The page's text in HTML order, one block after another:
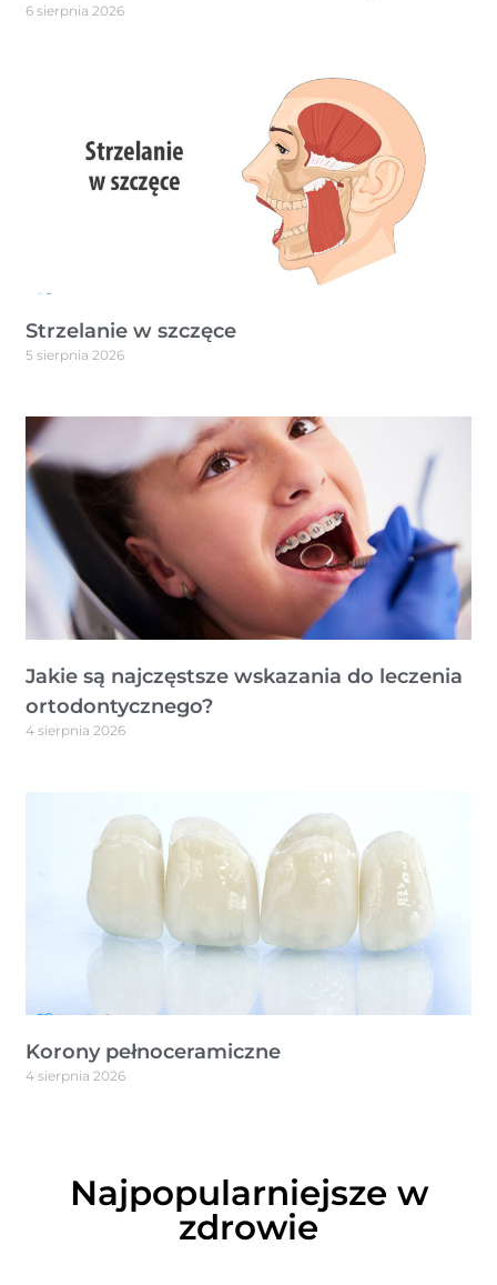
6 sierpnia 2026
Strzelanie w szczęce
5 sierpnia 2026
Jakie są najczęstsze wskazania do leczenia
ortodontycznego?
4 sierpnia 2026
Korony pełnoceramiczne
4 sierpnia 2026
Najpopularniejsze w
zdrowie